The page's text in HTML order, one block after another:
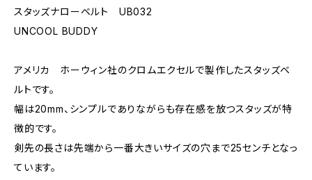
スタッズナローベルト UB032
UNCOOL BUDDY
アメリカ ホーウィン社のクロムエクセルで製作したスタッズベ
ルトです。
幅は20mm、シンプルでありながらも存在感を放つスタッズが特
徴的です。
剣先の長さは先端から一番大きいサイズの穴まで25センチとなっ
ています。